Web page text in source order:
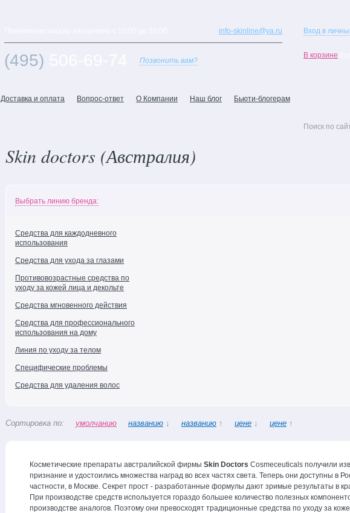
info-skinline@ya.ru
(495) Позвонить вам?
Вход в
В корзине
Доставка и оплата Вопрос-ответ О Компании Наш блог Бьюти-блогерам
Skin doctors (Австралия)
Выбрать линию бренда:
Средства для каждодневного
использования
Средства для ухода за глазами
Противовозрастные средства по
уходу за кожей лица и декольте
Средства мгновенного действия
Средства для профессионального
использования на дому
Линия по уходу за телом
Специфические проблемы
Средства для удаления волос
Сортировка по: умолчанию названию ↓ названию ↑ цене ↓ цене ↑
Косметические препараты австралийской фирмы Skin Doctors Cosmeceuticals получили
признание и удостоились множества наград во всех частях света. Теперь они доступны в
частности, в Москве. Секрет прост - разработанные формулы дают зримые результаты в
При производстве средств используется гораздо большее количество полезных
производстве аналогов. Поэтому они превосходят традиционные средства по уходу за